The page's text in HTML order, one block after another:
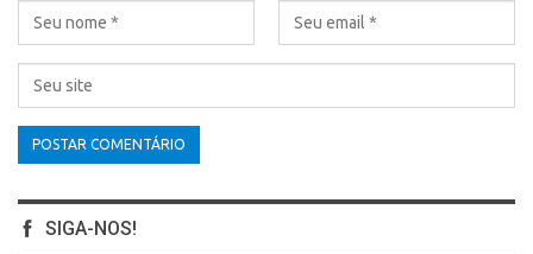
SIGA-NOS!